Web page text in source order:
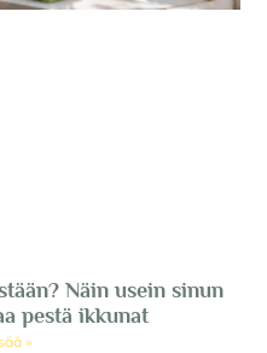
Näin usein sinun
pestä ikkunat
»